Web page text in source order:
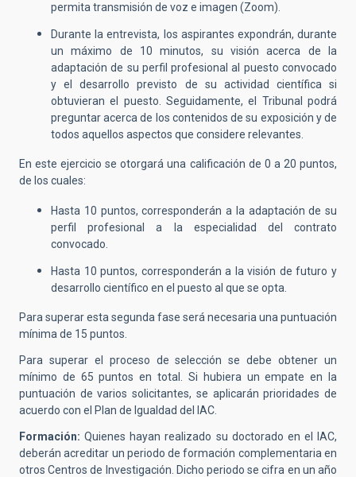
permita transmisión de voz e imagen (Zoom).
Durante la entrevista, los aspirantes expondrán, durante
un máximo de 10 minutos, su visión acerca de la
adaptación de su perfil profesional al puesto convocado
y el desarrollo previsto de su actividad científica si
obtuvieran el puesto. Seguidamente, el Tribunal podrá
preguntar acerca de los contenidos de su exposición y de
todos aquellos aspectos que considere relevantes.
En este ejercicio se otorgará una calificación de 0 a 20 puntos,
de los cuales:
Hasta 10 puntos, corresponderán a la adaptación de su
perfil profesional a la especialidad del contrato
convocado.
Hasta 10 puntos, corresponderán a la visión de futuro y
desarrollo científico en el puesto al que se opta.
Para superar esta segunda fase será necesaria una puntuación
mínima de 15 puntos.
Para superar el proceso de selección se debe obtener un
mínimo de 65 puntos en total. Si hubiera un empate en la
puntuación de varios solicitantes, se aplicarán prioridades de
acuerdo con el Plan de Igualdad del IAC.
Formación: Quienes hayan realizado su doctorado en el IAC,
deberán acreditar un periodo de formación complementaria en
otros Centros de Investigación. Dicho periodo se cifra en un año